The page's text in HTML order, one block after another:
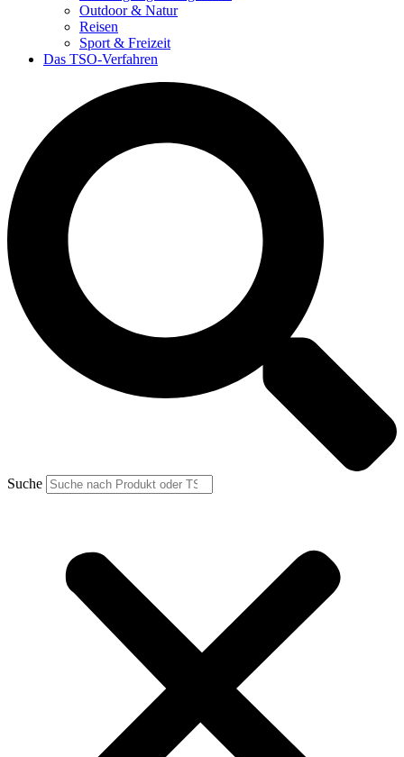
Outdoor & Natur
Reisen
Sport & Freizeit
Das TSO-Verfahren
Suche